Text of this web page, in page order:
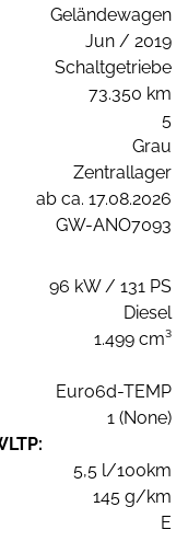
Geländewagen
Jun / 2019
Schaltgetriebe
73.350 km
5
Grau
Zentrallager
ab ca. 17.08.2026
GW-ANO7093
96 kW / 131 PS
Diesel
1.499 cm³
Euro6d-TEMP
1 (None)
5,5 l/100km
145 g/km
E